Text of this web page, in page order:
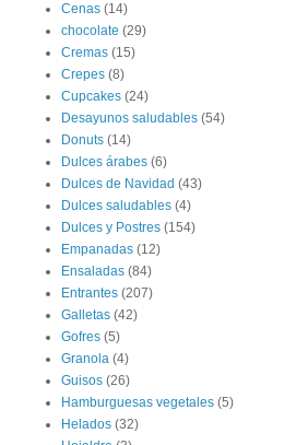
Cenas (14)
chocolate (29)
Cremas (15)
Crepes (8)
Cupcakes (24)
Desayunos saludables (54)
Donuts (14)
Dulces árabes (6)
Dulces de Navidad (43)
Dulces saludables (4)
Dulces y Postres (154)
Empanadas (12)
Ensaladas (84)
Entrantes (207)
Galletas (42)
Gofres (5)
Granola (4)
Guisos (26)
Hamburguesas vegetales (5)
Helados (32)